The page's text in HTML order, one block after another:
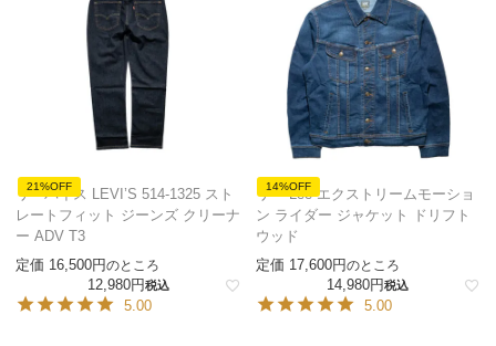
21%OFF
リーバイス LEVI’S 514-1325 スト
レートフィット ジーンズ クリーナ
ー ADV T3
定価 16,500 のところ
12,980 税込
5.00
14%OFF
リー Lee エクストリームモーショ
ン ライダー ジャケット ドリフト
ウッド
定価 17,600 のところ
14,980 税込
5.00